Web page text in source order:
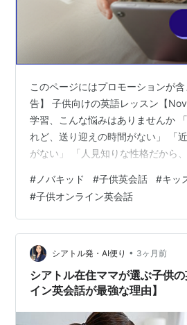
このページにはプロモーションが
告】 子供向けの英語レッスン【
学習、こんな悩みはありませんか
れど、送り迎えの時間がない」 「
がない」 「人見知りな性格だから
していると、こうした悩みにぶつか
のではないでしょうか。 オンライン
【NovaKid（ノバキッド）】は、
から生まれた、4歳から12歳のお子
イン英語スクールです。 インター
ば、自宅のリビングや子供部屋が
# ノバキッド #子供英会話 #キッ
#子供オンライン英会話
シアトル発・AI便り • 3ヶ月前
シアトル在住ママが選ぶ子供
イン英会話が最強な理由】